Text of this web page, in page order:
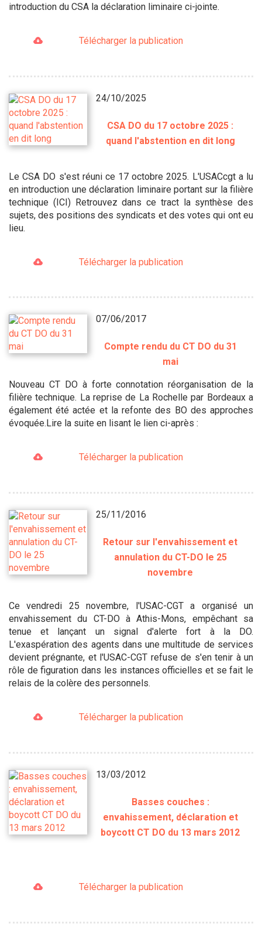
introduction du CSA la déclaration liminaire ci-jointe.
Télécharger la publication
24/10/2025
CSA DO du 17 octobre 2025 :
quand l'abstention en dit long
Le CSA DO s'est réuni ce 17 octobre 2025. L'USACcgt a lu
en introduction une déclaration liminaire portant sur la filière
technique (ICI) Retrouvez dans ce tract la synthèse des
sujets, des positions des syndicats et des votes qui ont eu
lieu.
Télécharger la publication
07/06/2017
Compte rendu du CT DO du 31
mai
Nouveau CT DO à forte connotation réorganisation de la
filière technique. La reprise de La Rochelle par Bordeaux a
également été actée et la refonte des BO des approches
évoquée.Lire la suite en lisant le lien ci-après :
Télécharger la publication
25/11/2016
Retour sur l'envahissement et
annulation du CT-DO le 25
novembre
Ce vendredi 25 novembre, l'USAC-CGT a organisé un
envahissement du CT-DO à Athis-Mons, empêchant sa
tenue et lançant un signal d'alerte fort à la DO.
L'exaspération des agents dans une multitude de services
devient prégnante, et l'USAC-CGT refuse de s'en tenir à un
rôle de figuration dans les instances officielles et se fait le
relais de la colère des personnels.
Télécharger la publication
13/03/2012
Basses couches :
envahissement, déclaration et
boycott CT DO du 13 mars 2012
Télécharger la publication